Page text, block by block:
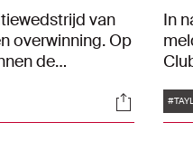
van
overwinning. Op
de
artikel.
Socials
In